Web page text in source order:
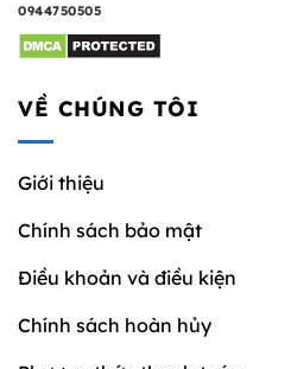
0944750505
VỀ CHÚNG TÔI
Giới thiệu
Chính sách bảo mật
Điều khoản và điều kiện
Chính sách hoàn hủy